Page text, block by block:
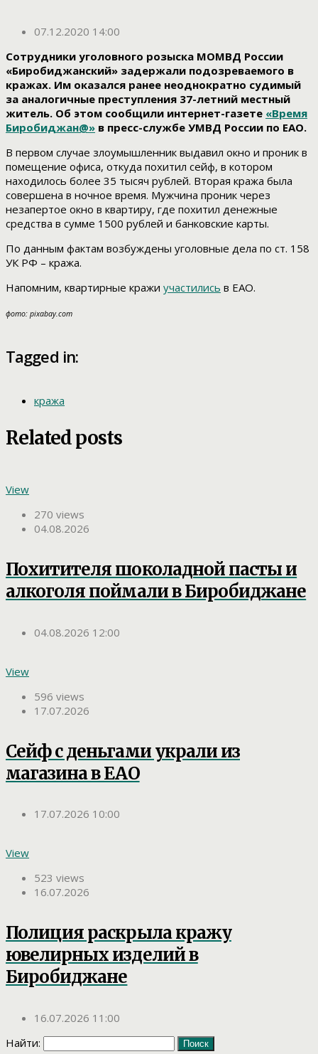
07.12.2020 14:00
Сотрудники уголовного розыска МОМВД России
«Биробиджанский» задержали подозреваемого в
кражах. Им оказался ранее неоднократно судимый
за аналогичные преступления 37-летний местный
житель. Об этом сообщили интернет-газете «Время
Биробиджан@» в пресс-службе УМВД России по ЕАО.
В первом случае злоумышленник выдавил окно и проник в
помещение офиса, откуда похитил сейф, в котором
находилось более 35 тысяч рублей. Вторая кража была
совершена в ночное время. Мужчина проник через
незапертое окно в квартиру, где похитил денежные
средства в сумме 1500 рублей и банковские карты.
По данным фактам возбуждены уголовные дела по ст. 158
УК РФ – кража.
Напомним, квартирные кражи участились в ЕАО.
фото: pixabay.com
Tagged in:
кража
Related posts
View
270 views
04.08.2026
Похитителя шоколадной пасты и
алкоголя поймали в Биробиджане
04.08.2026 12:00
View
596 views
17.07.2026
Сейф с деньгами украли из
магазина в ЕАО
17.07.2026 10:00
View
523 views
16.07.2026
Полиция раскрыла кражу
ювелирных изделий в
Биробиджане
16.07.2026 11:00
Найти: